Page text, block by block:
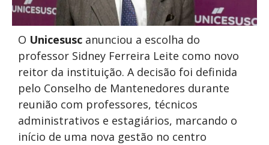
O Unicesusc anunciou a escolha do
professor Sidney Ferreira Leite como novo
reitor da instituição. A decisão foi definida
pelo Conselho de Mantenedores durante
reunião com professores, técnicos
administrativos e estagiários, marcando o
início de uma nova gestão no centro